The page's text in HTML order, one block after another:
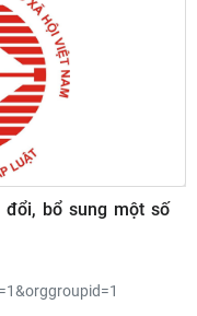
đổi, bổ sung một số